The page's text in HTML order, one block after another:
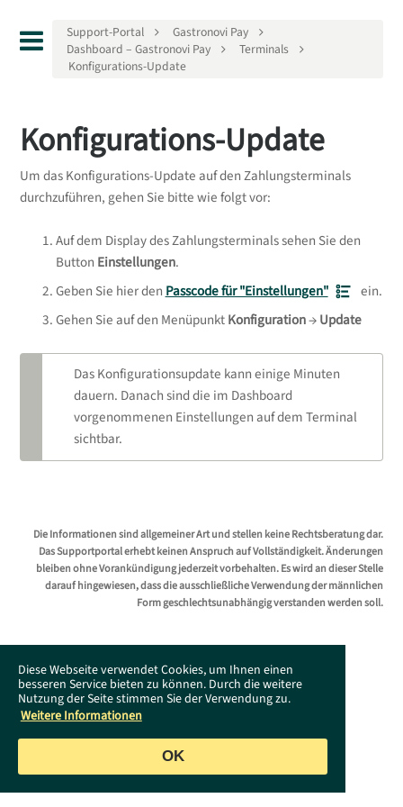
Diese Webseite verwendet Cookies, um Ihnen einen
besseren Service bieten zu können. Durch die weitere
Nutzung der Seite stimmen Sie der Verwendung zu.
Weitere Informationen
OK
Support-Portal
Gastronovi Pay
Dashboard – Gastronovi Pay
Terminals
Konfigurations-Update
Konfigurations-Update
Um das Konfigurations-Update auf den Zahlungsterminals
durchzuführen, gehen Sie bitte wie folgt vor:
Auf dem Display des Zahlungsterminals sehen Sie den
Button Einstellungen.
Geben Sie hier denPasscode für "Einstellungen"
ein.
Gehen Sie auf den MenüpunktKonfiguration→Update
Das Konfigurationsupdate kann einige Minuten
dauern. Danach sind die im Dashboard
vorgenommenen Einstellungen auf dem Terminal
sichtbar.
Die Informationen sind allgemeiner Art und stellen keine Rechtsberatung dar.
Das Supportportal erhebt keinen Anspruch auf Vollständigkeit. Änderungen
bleiben ohne Vorankündigung jederzeit vorbehalten. Es wird an dieser Stelle
darauf hingewiesen, dass die ausschließliche Verwendung der männlichen
Form geschlechtsunabhängig verstanden werden soll.